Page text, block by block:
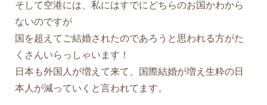
そして空港には、私にはすでにどちらのお国かわから
ないのですが
国を超えてご結婚されたのであろうと思われる方がた
くさんいらっしゃいます！
日本も外国人が増えて来て、国際結婚が増え生粋の日
本人が減っていくと言われてます。